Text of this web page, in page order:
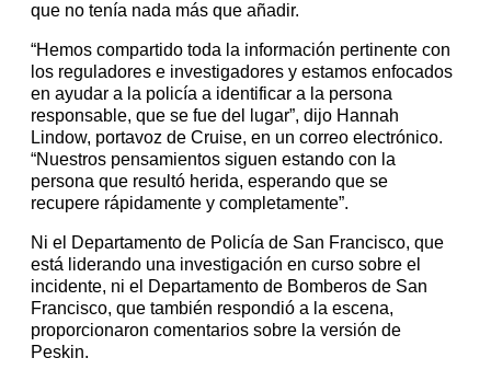
que no tenía nada más que añadir.
“Hemos compartido toda la información pertinente con
los reguladores e investigadores y estamos enfocados
en ayudar a la policía a identificar a la persona
responsable, que se fue del lugar”, dijo Hannah
Lindow, portavoz de Cruise, en un correo electrónico.
“Nuestros pensamientos siguen estando con la
persona que resultó herida, esperando que se
recupere rápidamente y completamente”.
Ni el Departamento de Policía de San Francisco, que
está liderando una investigación en curso sobre el
incidente, ni el Departamento de Bomberos de San
Francisco, que también respondió a la escena,
proporcionaron comentarios sobre la versión de
Peskin.